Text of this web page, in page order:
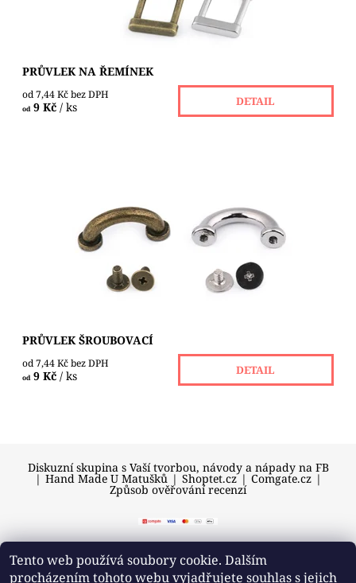
PRŮVLEK NA ŘEMÍNEK
od 7,44 Kč bez DPH
od9 Kč / ks DETAIL
Připevňuje se pomocí dvou...
Dostupnost:
Skladem 11 ks
PRŮVLEK ŠROUBOVACÍ
od 7,44 Kč bez DPH
od9 Kč / ks DETAIL
Diskuzní skupina s Vaší tvorbou, návody a nápady na FB
| Hand Made U Matušků | Shoptet.cz | Comgate.cz |
Způsob ověřování recenzí
2026 © U Matušků, všechna práva vyhrazena
Tento web používá soubory cookie. Dalším
procházením tohoto webu vyjadřujete souhlas s jejich